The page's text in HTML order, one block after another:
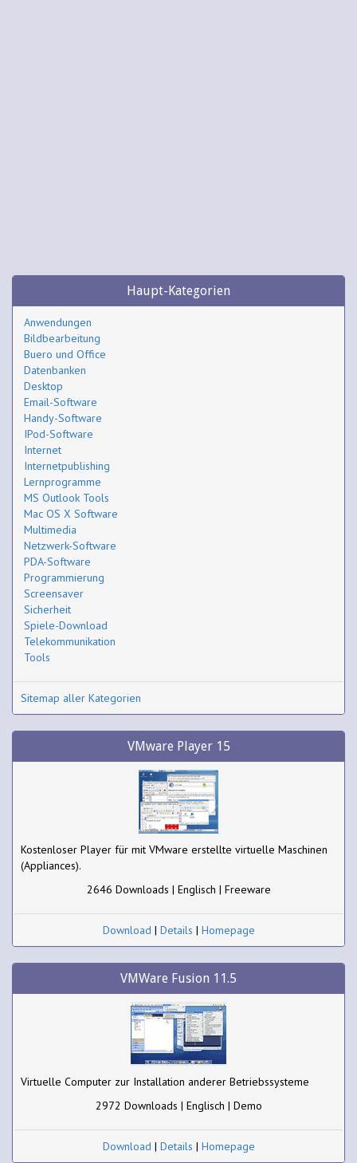
Haupt-Kategorien
Anwendungen
Bildbearbeitung
Buero und Office
Datenbanken
Desktop
Email-Software
Handy-Software
IPod-Software
Internet
Internetpublishing
Lernprogramme
MS Outlook Tools
Mac OS X Software
Multimedia
Netzwerk-Software
PDA-Software
Programmierung
Screensaver
Sicherheit
Spiele-Download
Telekommunikation
Tools
Sitemap aller Kategorien
VMware Player 15
Kostenloser Player für mit VMware erstellte virtuelle Maschinen
(Appliances).
2646 Downloads | Englisch | Freeware
Download | Details | Homepage
VMWare Fusion 11.5
Virtuelle Computer zur Installation anderer Betriebssysteme
2972 Downloads | Englisch | Demo
Download | Details | Homepage